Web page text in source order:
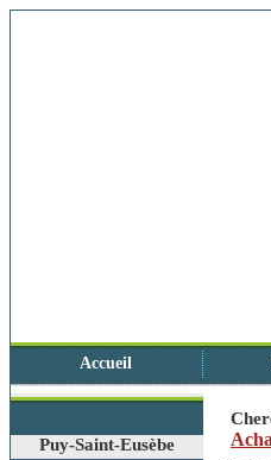
Accueil
Puy-Saint-Eusèbe